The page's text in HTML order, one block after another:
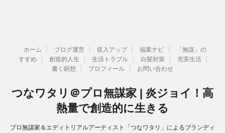
ホーム ブログ運営 収入アップ 福業ナビ
「無謀」の
すすめ
創造的人生 生活トラブル 白髪対策
充実生活
書く瞑想
プロフィール お問い合わせ
つなワタリ＠プロ無謀家 | 炎ジョイ！高
熱量で創造的に生きる
プロ無謀家＆エディトリアルアーティスト「つなワタリ」によるブランディ